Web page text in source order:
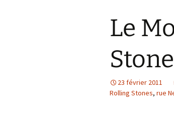
Le
23 février 2011
Rolling Stones, rue